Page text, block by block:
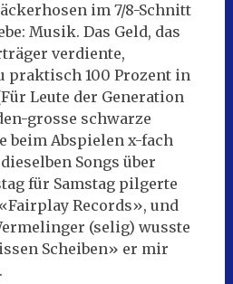
im 7/8-Schnitt
Musik. Das Geld, das
verdiente,
praktisch 100 Prozent in
Leute der Generation
grosse schwarze
beim Abspielen x-fach
Songs über
für Samstag pilgerte
Records», und
(selig) wusste
Scheiben» er mir